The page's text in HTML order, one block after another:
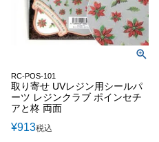
RC-POS-101
取り寄せ UVレジン用シールパ
ーツ レジンクラブ ポインセチ
アと柊 両面
¥913税込